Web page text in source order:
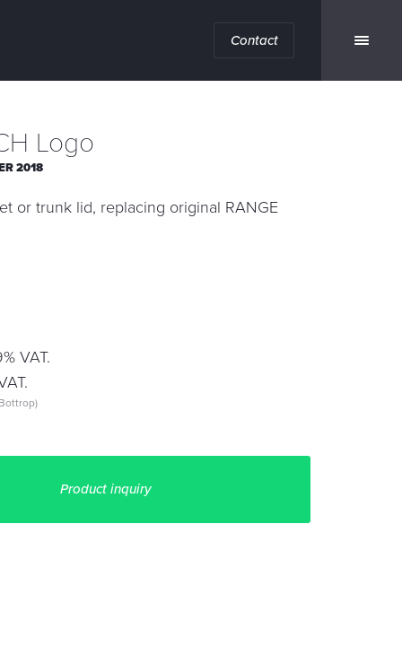
Contact
Logo
2018
or trunk lid, replacing original RANGE
VAT.
Product inquiry